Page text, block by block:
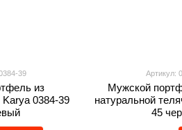
39
из
0384-39
Артикул:
Мужской
натуральной
45